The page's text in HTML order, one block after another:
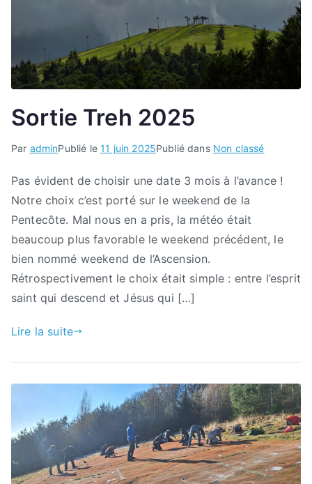
Sortie Treh 2025
Par adminPublié le11 juin 2025Publié dans Non classé
Pas évident de choisir une date 3 mois à l’avance !
Notre choix c’est porté sur le weekend de la
Pentecôte. Mal nous en a pris, la météo était
beaucoup plus favorable le weekend précédent, le
bien nommé weekend de l’Ascension.
Rétrospectivement le choix était simple : entre l’esprit
saint qui descend et Jésus qui […]
Lire la suite